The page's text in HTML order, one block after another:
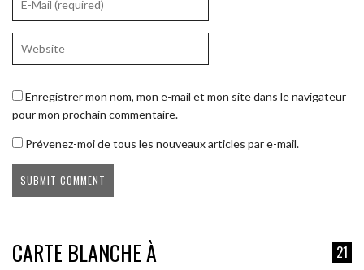
Enregistrer mon nom, mon e-mail et mon site dans le navigateur
pour mon prochain commentaire.
Prévenez-moi de tous les nouveaux articles par e-mail.
CARTE BLANCHE À 21